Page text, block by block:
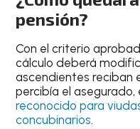
pensión?
Con el criterio
cálculo deberá
ascendientes reciban
percibía el
reconocido para
concubinarios.